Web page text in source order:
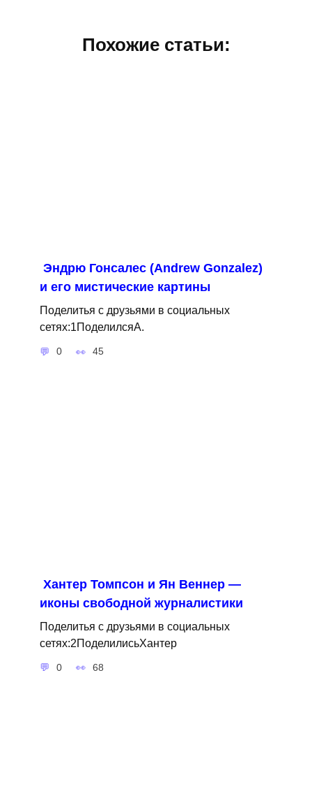
Похожие статьи:
Эндрю Гонсалес (Andrew Gonzalez)
и его мистические картины
Поделитья с друзьями в социальных
сетях:1ПоделилсяA.
0 45
Хантер Томпсон и Ян Веннер —
иконы свободной журналистики
Поделитья с друзьями в социальных
сетях:2ПоделилисьХантер
0 68